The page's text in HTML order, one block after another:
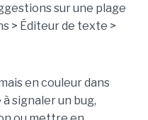
sur une plage
> Éditeur de texte >
en couleur dans
signaler un bug,